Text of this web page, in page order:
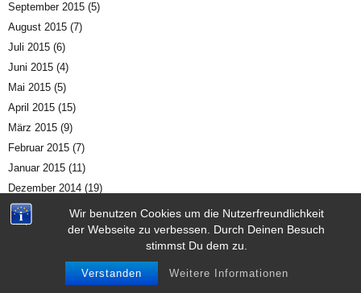
Wir benutzen Cookies um die Nutzerfreundlichkeit
der Webseite zu verbessen. Durch Deinen Besuch
stimmst Du dem zu.
Verstanden Weitere Informationen
September 2015 (5)
August 2015 (7)
Juli 2015 (6)
Juni 2015 (4)
Mai 2015 (5)
April 2015 (15)
März 2015 (9)
Februar 2015 (7)
Januar 2015 (11)
Dezember 2014 (19)
November 2014(23)
Oktober 2014(19)
(6)